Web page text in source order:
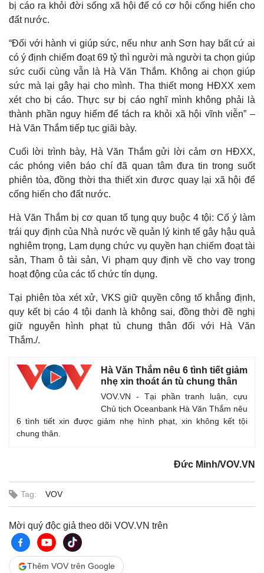
Giá vàng
Tỷ giá
Giá cà phê
bị cáo ra khỏi đời sống xã hội để có cơ hội cống hiến cho
đất nước.
“Đối với hành vi giúp sức, nếu như anh Sơn hay bất cứ ai
có ý định chiếm đoạt 69 tỷ thì người mà người ta chọn giúp
sức cuối cùng vẫn là Hà Văn Thắm. Không ai chọn giúp
sức mà lại gây hại cho mình. Tha thiết mong HĐXX xem
xét cho bị cáo. Thực sự bị cáo nghĩ mình không phải là
thành phần nguy hiểm để tách ra khỏi xã hội vĩnh viễn” –
Hà Văn Thắm tiếp tục giãi bày.
Cuối lời trình bày, Hà Văn Thắm gửi lời cảm ơn HĐXX,
các phóng viên báo chí đã quan tâm đưa tin trong suốt
phiên tòa, đồng thời tha thiết xin được quay lại xã hội để
cống hiến cho đất nước.
Hà Văn Thắm bị cơ quan tố tụng quy buộc 4 tội: Cố ý làm
trái quy định của Nhà nước về quản lý kinh tế gây hậu quả
nghiêm trọng, Lạm dụng chức vụ quyền hạn chiếm đoạt tài
sản, Tham ô tài sản, Vi phạm quy định về cho vay trong
hoạt động của các tổ chức tín dụng.
Tại phiên tòa xét xử, VKS giữ quyền công tố khẳng định,
quy kết bị cáo 4 tội danh là không sai, đồng thời đề nghị
giữ nguyên hình phạt tù chung thân đối với Hà Văn
Thắm./.
Hà Văn Thắm nêu 6 tình tiết giảm
nhẹ xin thoát án tù chung thân
VOV.VN - Tại phần tranh luận, cựu
Chủ tịch Oceanbank Hà Văn Thắm nêu
6 tình tiết xin được giảm nhẹ hình phạt, xin không kết tội
chung thân.
Đức Minh/VOV.VN
Tag: VOV
Mời quý độc giả theo dõi VOV.VN trên
Thêm VOV trên Google